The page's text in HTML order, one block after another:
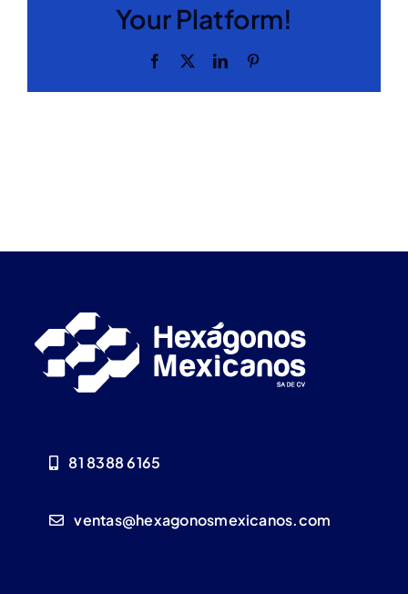
Your Platform!
Facebook LinkedIn
81 8388 6165
ventas@hexagonosmexicanos.com